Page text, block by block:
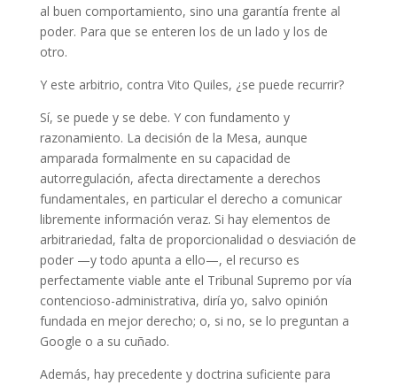
al buen comportamiento, sino una garantía frente al
poder. Para que se enteren los de un lado y los de
otro.
Y este arbitrio, contra Vito Quiles, ¿se puede recurrir?
Sí, se puede y se debe. Y con fundamento y
razonamiento. La decisión de la Mesa, aunque
amparada formalmente en su capacidad de
autorregulación, afecta directamente a derechos
fundamentales, en particular el derecho a comunicar
libremente información veraz. Si hay elementos de
arbitrariedad, falta de proporcionalidad o desviación de
poder —y todo apunta a ello—, el recurso es
perfectamente viable ante el Tribunal Supremo por vía
contencioso-administrativa, diría yo, salvo opinión
fundada en mejor derecho; o, si no, se lo preguntan a
Google o a su cuñado.
Además, hay precedente y doctrina suficiente para